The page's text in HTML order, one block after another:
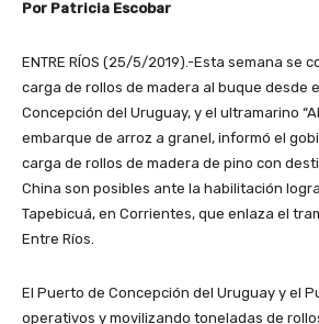
í
e
Por Patricia Escobar
ENTRE RÍOS (25/5/2019).-Esta semana se
carga de rollos de madera al buque desde
Concepción del Uruguay, y el ultramarino
embarque de arroz a granel, informó el
carga de rollos de madera de pino con
China son posibles ante la habilitación
Tapebicuá, en Corrientes, que enlaza el
Entre Ríos.
El Puerto de Concepción del Uruguay y el
operativos y movilizando toneladas de